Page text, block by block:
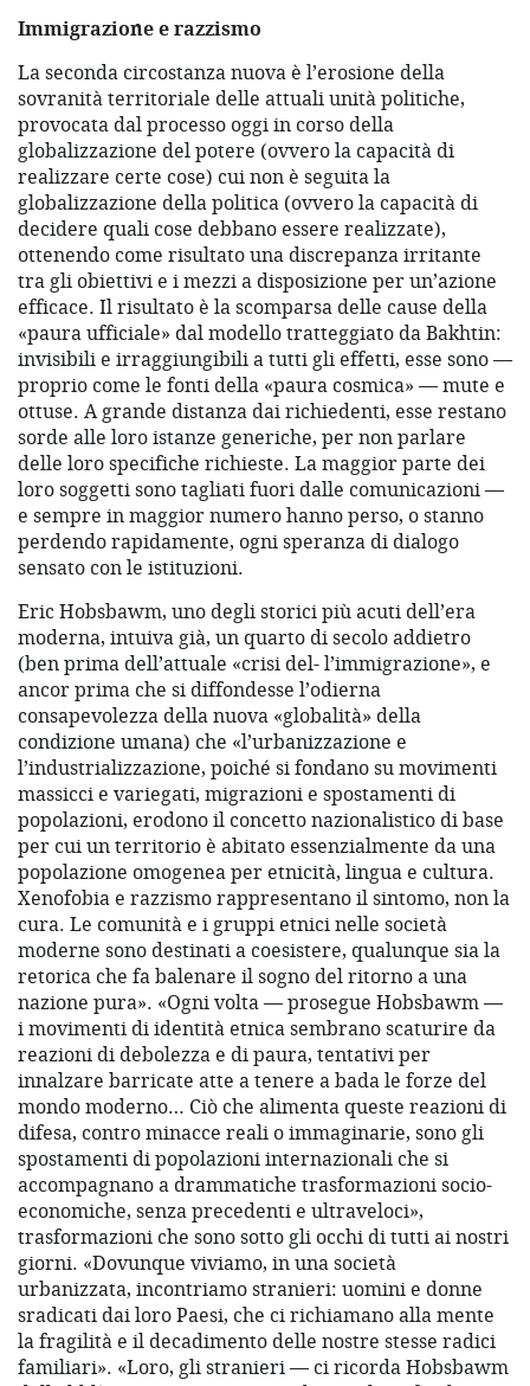
Immigrazione e razzismo
La seconda circostanza nuova è l’erosione della
sovranità territoriale delle attuali unità politiche,
provocata dal processo oggi in corso della
globalizzazione del potere (ovvero la capacità di
realizzare certe cose) cui non è seguita la
globalizzazione della politica (ovvero la capacità di
decidere quali cose debbano essere realizzate),
ottenendo come risultato una discrepanza irritante
tra gli obiettivi e i mezzi a disposizione per un’azione
efficace. Il risultato è la scomparsa delle cause della
«paura ufficiale» dal modello tratteggiato da Bakhtin:
invisibili e irraggiungibili a tutti gli effetti, esse sono —
proprio come le fonti della «paura cosmica» — mute e
ottuse. A grande distanza dai richiedenti, esse restano
sorde alle loro istanze generiche, per non parlare
delle loro specifiche richieste. La maggior parte dei
loro soggetti sono tagliati fuori dalle comunicazioni —
e sempre in maggior numero hanno perso, o stanno
perdendo rapidamente, ogni speranza di dialogo
sensato con le istituzioni.
Eric Hobsbawm, uno degli storici più acuti dell’era
moderna, intuiva già, un quarto di secolo addietro
(ben prima dell’attuale «crisi del- l’immigrazione», e
ancor prima che si diffondesse l’odierna
consapevolezza della nuova «globalità» della
condizione umana) che «l’urbanizzazione e
l’industrializzazione, poiché si fondano su movimenti
massicci e variegati, migrazioni e spostamenti di
popolazioni, erodono il concetto nazionalistico di base
per cui un territorio è abitato essenzialmente da una
popolazione omogenea per etnicità, lingua e cultura.
Xenofobia e razzismo rappresentano il sintomo, non la
cura. Le comunità e i gruppi etnici nelle società
moderne sono destinati a coesistere, qualunque sia la
retorica che fa balenare il sogno del ritorno a una
nazione pura». «Ogni volta — prosegue Hobsbawm —
i movimenti di identità etnica sembrano scaturire da
reazioni di debolezza e di paura, tentativi per
innalzare barricate atte a tenere a bada le forze del
mondo moderno… Ciò che alimenta queste reazioni di
difesa, contro minacce reali o immaginarie, sono gli
spostamenti di popolazioni internazionali che si
accompagnano a drammatiche trasformazioni socio-
economiche, senza precedenti e ultraveloci»,
trasformazioni che sono sotto gli occhi di tutti ai nostri
giorni. «Dovunque viviamo, in una società
urbanizzata, incontriamo stranieri: uomini e donne
sradicati dai loro Paesi, che ci richiamano alla mente
la fragilità e il decadimento delle nostre stesse radici
familiari». «Loro, gli stranieri — ci ricorda Hobsbawm